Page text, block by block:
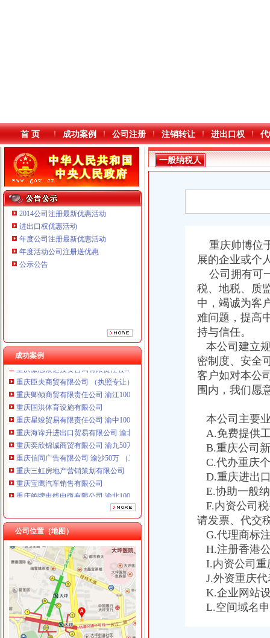
本站导航
首 页 成功案例 公司注册 注销转让 进出口权
2014公司注册最新优惠活动
进出口权优惠活动
年度公司注册最新优惠活动
年度活动公司注册送优惠
公示公告
成功案例
重庆鸽牌电线电缆有限公司 渝北10010万 (进出口权)
重庆傲志众达投资咨询有限责任公司 渝九1000万 （增资）
重庆臣夫商贸有限公司 （执照专让）
重庆卿倾商贸有限责任公司 渝江100万 （工商注册）
重庆国洪体育设施有限公司
重庆星竣贸易有限责任公司 渝中100万 （进出口权）
重庆海谛升进出口贸易有限公司 渝北100万 （进出口权）
重庆奕欣锦诚商贸有限公司 渝九50万 （工商注册）
重庆信同广告有限公司 渝沙50万 （工商注册）
重庆三虹房地产营销策划有限公司
重庆宝鹰汽车销售有限公司
重庆鸽牌电线电缆有限公司 渝北10010万 (进出口权)
重庆傲志众达投资咨询有限责任公司 渝九1000万 （增资）
重庆臣夫商贸有限公司 （执照专让）
重庆卿倾商贸有限责任公司 渝江100万 （工商注册）
重庆国洪体育设施有限公司
重庆星竣贸易有限责任公司 渝中100万 （进出口权）
重庆海谛升进出口贸易有限公司 渝北100万 （进出口权）
重庆奕欣锦诚商贸有限公司 渝九50万 （工商注册）
重庆信同广告有限公司 渝沙50万 （工商注册）
重庆三虹房地产营销策划有限公司
重庆宝鹰汽车销售有限公司
公司位置（地图）
我想请问下填一般纳税人增值税申报表附表二时,什么时候填待扣_
增值税一般纳税人申报
一般纳税人申报表填写及关键点说明
2016新《增值税纳税申报表（一般纳税人适用）》及其附列资料
2016年营改增后一般纳税人申报表（样表）
一般纳税人申请书
增值税新版一般纳税人申报表填写热点问题_中华会计网校_税务网校
一般纳税人
申报表
重庆帅博位
展的企业或个
公司拥有可
税、地税、质
中，竭诚为客
难问题，提高
持与信任。
本公司建立
密制度、安全
客户如对本公
围内，我们愿
本公司主要
A.免费提供
B.重庆公司
C.代办重庆
D.重庆进出
E.协助一般
F.内资公司
请发票、代交
G.代理商标
H.注册香港
I.内资公司重
J.外资重庆代
K.企业网站
L.空间域名